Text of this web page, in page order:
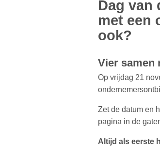
Dag van
met een
ook?
Vier samen
Op vrijdag 21
Zet de datum en
pagina in de
Altijd als eerste